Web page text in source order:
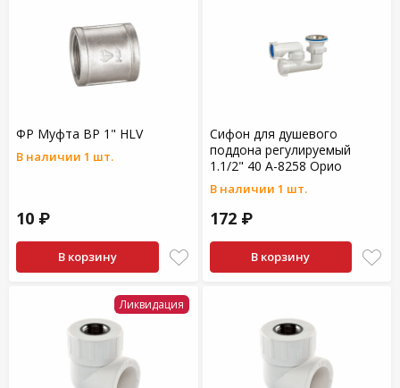
ФР Муфта ВР 1" HLV
В наличии 1 шт.
10 ₽
В корзину
Сифон для душевого
поддона регулируемый
1.1/2" 40 А-8258 Орио
В наличии 1 шт.
172 ₽
В корзину
Ликвидация